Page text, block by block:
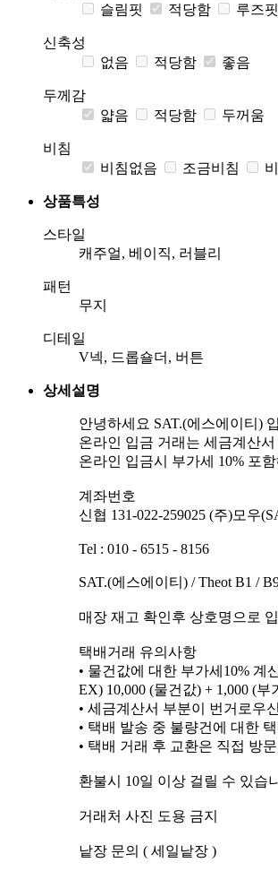
슬림핏
적당함 루즈핏
신축성
없음
적당함 좋음
두께감
얇음
적당함 두꺼움
비침
비침없음
조금비침
상품특성
스타일
캐주얼, 베이직, 러블리
패턴
무지
디테일
V넥, 드롭숄더, 버튼
상세설명
안녕하세요 SAT.(에스에이티)
온라인 입금 거래는 세금계산서
온라인 입금시 부가세 10% 포
계좌번호
신협 131-022-259025 (주)모우
Tel : 010 - 6515 - 8156
SAT.(에스에이티) / Theot B1 /
매장 재고 확인후 상호명으로
택배거래 유의사항
• 물건값에 대한 부가세10% 계
EX) 10,000 (물건값) + 1,000 (부
• 세금계산서 부분이 번거로우
• 택배 발송 중 불량건에 대한
• 택배 거래 후 교환은 직접 방
환불시 10일 이상 걸릴 수 있습
거래처 사진 도용 금지
낱장 문의 ( 세일낱장 )